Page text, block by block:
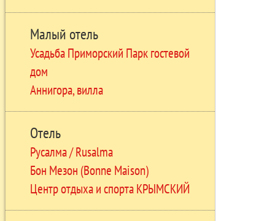
Малый отель
Усадьба Приморский Парк гостевой
дом
Аннигора, вилла
Отель
Русалма / Rusalma
Бон Мезон (Bonne Maison)
Центр отдыха и спорта КРЫМСКИЙ